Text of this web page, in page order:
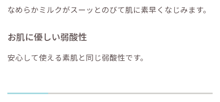
なめらかミルクがスーッとのびて肌に素早くなじみます。
お肌に優しい弱酸性
安心して使える素肌と同じ弱酸性です。